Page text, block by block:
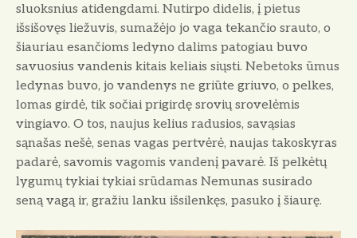
sluoksnius atidengdami. Nutirpo didelis, į pietus
išsišovęs liežuvis, sumažėjo jo vaga tekančio srauto, o
šiauriau esančioms ledyno dalims patogiau buvo
savuosius vandenis kitais keliais siųsti. Nebetoks ūmus
ledynas buvo, jo vandenys ne griūte griuvo, o pelkes,
lomas girdė, tik sočiai prigirdę srovių srovelėmis
vingiavo. O tos, naujus kelius radusios, savąsias
sąnašas nešė, senas vagas pertvėrė, naujas takoskyras
padarė, savomis vagomis vandenį pavarė. Iš pelkėtų
lygumų tykiai tykiai srūdamas Nemunas susirado
seną vagą ir, gražiu lanku išsilenkęs, pasuko į šiaurę.